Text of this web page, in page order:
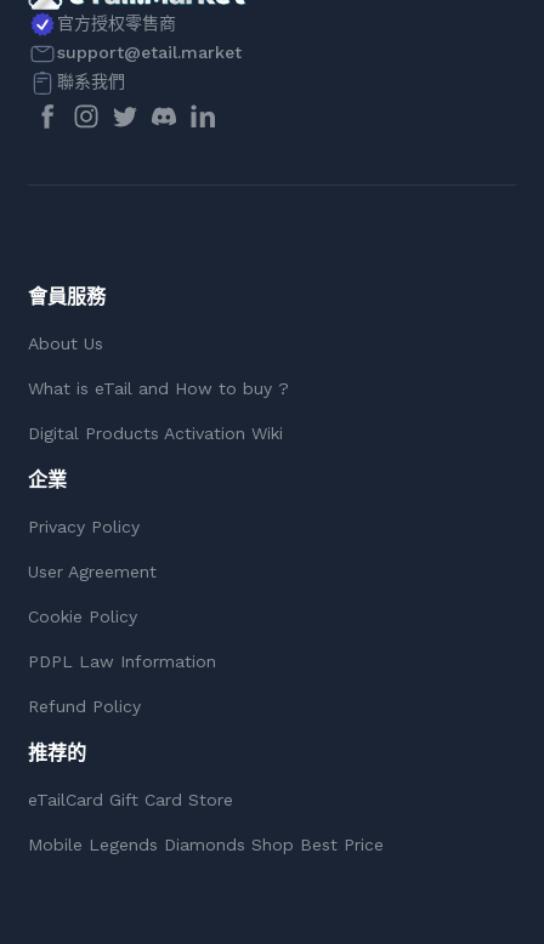
官方授权零售商
support@etail.market
聯系我們
會員服務
About Us
What is eTail and How to buy ?
Digital Products Activation Wiki
企業
Privacy Policy
User Agreement
Cookie Policy
PDPL Law Information
Refund Policy
推荐的
eTailCard Gift Card Store
Mobile Legends Diamonds Shop Best Price